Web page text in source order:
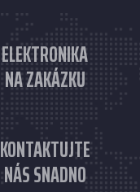
ELEKTRONIKA
NA ZAKÁZKU
KONTAKTUJTE
NÁS SNADNO